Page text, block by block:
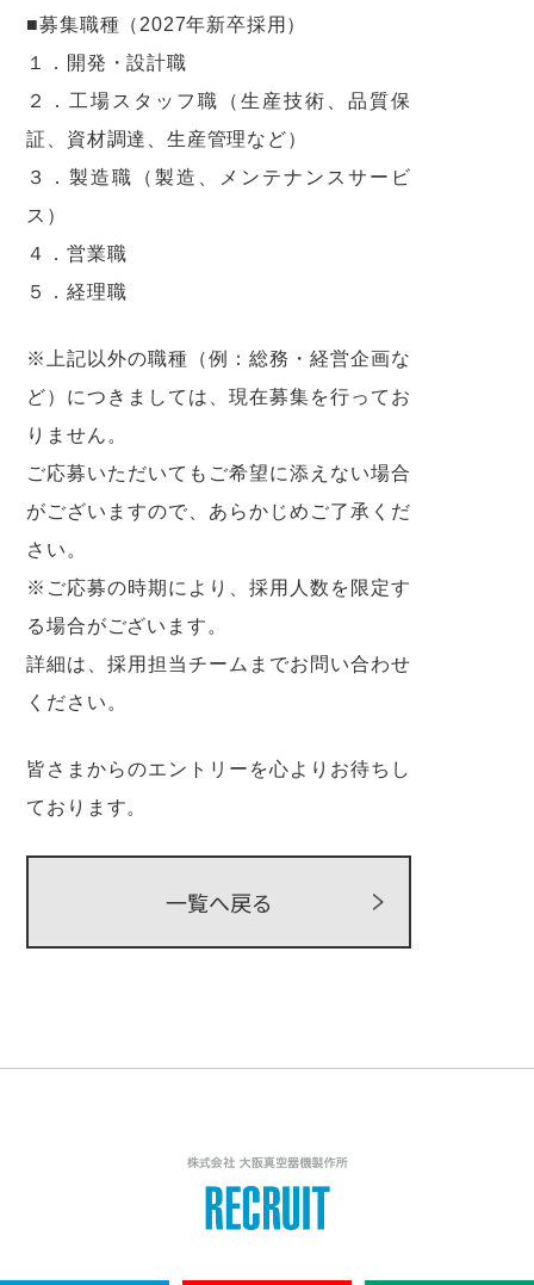
■募集職種（2027年新卒採用）
１．開発・設計職
２．工場スタッフ職（生産技術、品質保
証、資材調達、生産管理など）
３．製造職（製造、メンテナンスサービ
ス）
４．営業職
５．経理職
※上記以外の職種（例：総務・経営企画な
ど）につきましては、現在募集を行ってお
りません。
ご応募いただいてもご希望に添えない場合
がございますので、あらかじめご了承くだ
さい。
※ご応募の時期により、採用人数を限定す
る場合がございます。
詳細は、採用担当チームまでお問い合わせ
ください。
皆さまからのエントリーを心よりお待ちし
ております。
一覧へ戻る